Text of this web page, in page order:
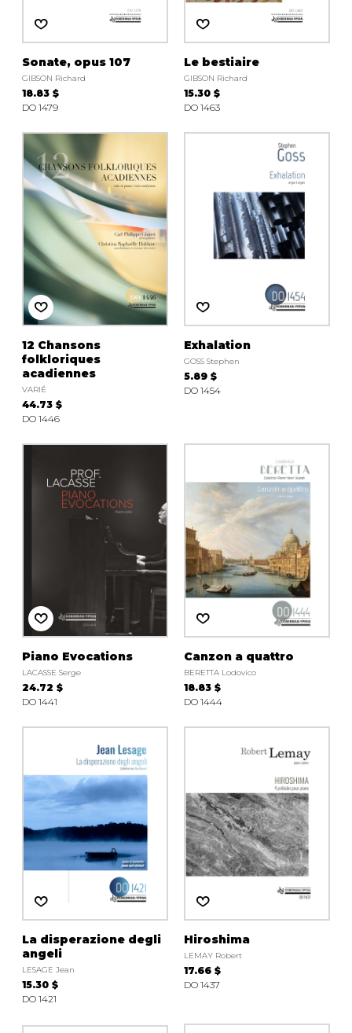
Sonate, opus 107
GIBSON Richard
18.83 $
DO 1479
Le bestiaire
GIBSON Richard
15.30 $
DO 1463
12 Chansons
folkloriques
acadiennes
VARIÉ
44.73 $
DO 1446
Exhalation
GOSS Stephen
5.89 $
DO 1454
Piano Evocations
LACASSE Serge
24.72 $
DO 1441
Canzon a quattro
BERETTA Lodovico
18.83 $
DO 1444
La disperazione degli
angeli
LESAGE Jean
15.30 $
DO 1421
Hiroshima
LEMAY Robert
17.66 $
DO 1437